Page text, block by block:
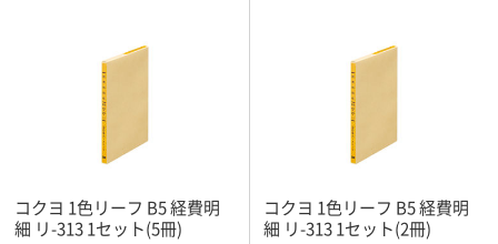
コクヨ 1色リーフ B5 経費明
細 リ-313 1セット(5冊)
コクヨ 1色リーフ B5 経費明
細 リ-313 1セット(2冊)